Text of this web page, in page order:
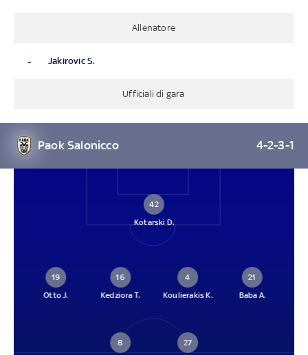
Allenatore
- Jakirovic S.
Ufficiali di gara
Paok Salonicco 4-2-3-1
42
Kotarski D.
19
Otto J.
16
Kedziora T.
4
Koulierakis K.
21
Baba A.
8
27